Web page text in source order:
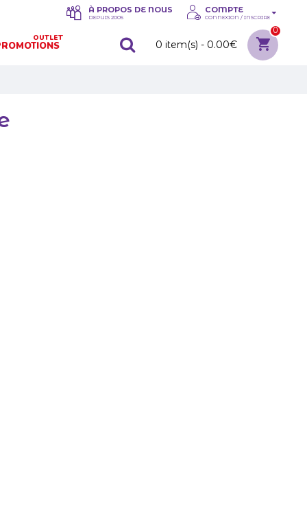
À PROPOS DE NOUS
DEPUIS 2005
COMPTE
CONNEXION / INSCRIRE
OUTLET
0 item(s) - 0.00€
0